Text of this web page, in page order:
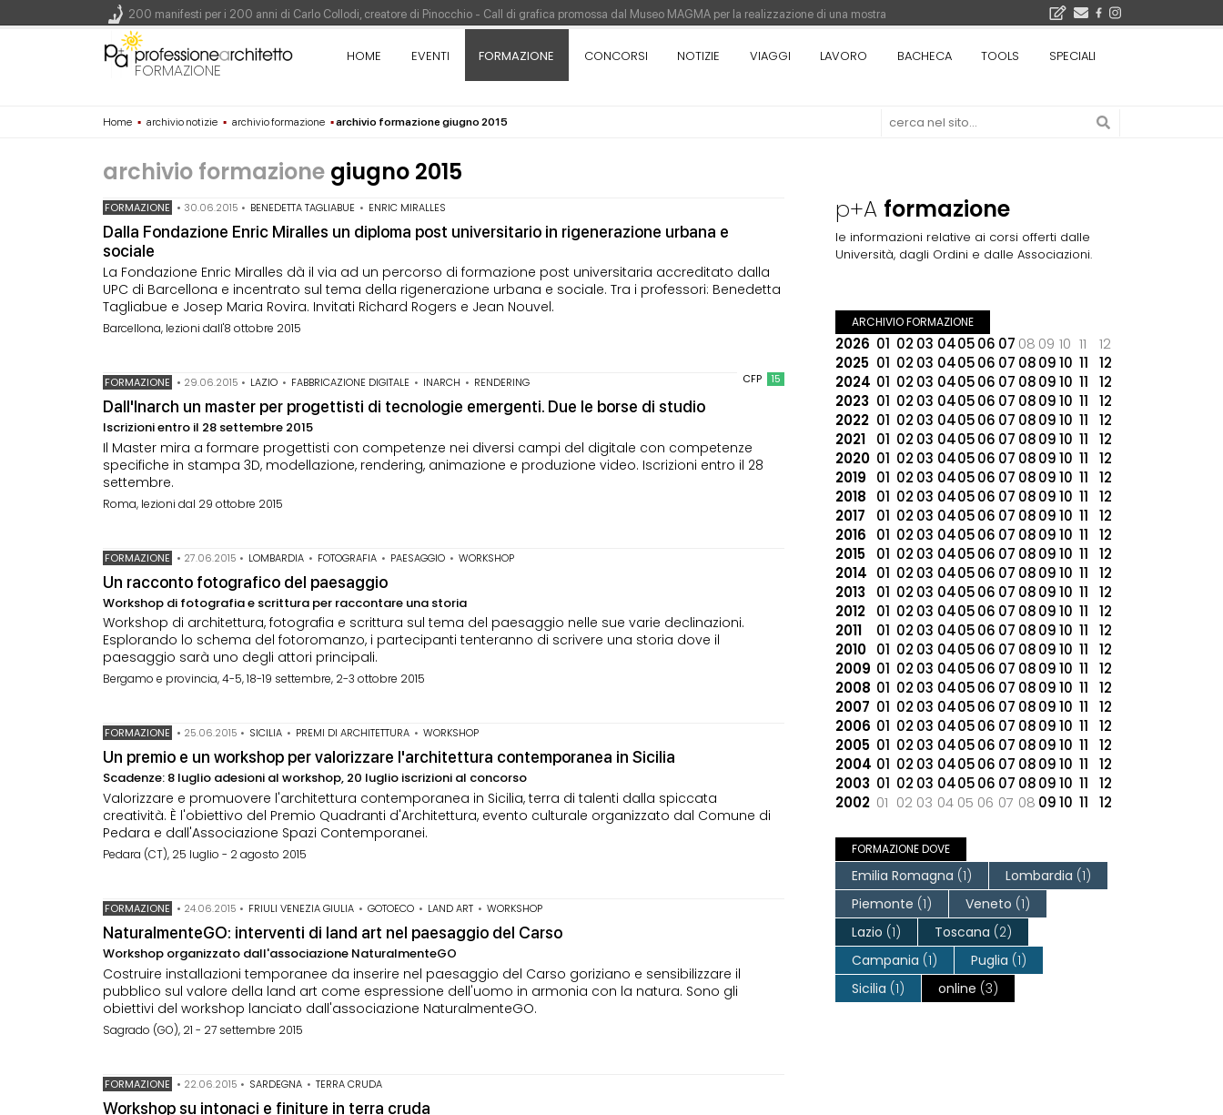
FORMAZIONE
HOME EVENTI FORMAZIONE CONCORSI NOTIZIE VIAGGI LAVORO BACHECA TOOLS SPECIALI
Home ▪ archivio notizie ▪ archivio formazione ▪archivio formazione giugno 2015
archivio formazione giugno 2015
FORMAZIONE • 30.06.2015 • BENEDETTA TAGLIABUE • ENRIC MIRALLES
Dalla Fondazione Enric Miralles un diploma post universitario in rigenerazione urbana e
sociale
La Fondazione Enric Miralles dà il via ad un percorso di formazione post universitaria accreditato dalla
UPC di Barcellona e incentrato sul tema della rigenerazione urbana e sociale. Tra i professori: Benedetta
Tagliabue e Josep Maria Rovira. Invitati Richard Rogers e Jean Nouvel.
Barcellona, lezioni dall'8 ottobre 2015
CFP 15
FORMAZIONE • 29.06.2015 • LAZIO • FABBRICAZIONE DIGITALE • INARCH • RENDERING
Dall'Inarch un master per progettisti di tecnologie emergenti. Due le borse di studio
Iscrizioni entro il 28 settembre 2015
Il Master mira a formare progettisti con competenze nei diversi campi del digitale con competenze
specifiche in stampa 3D, modellazione, rendering, animazione e produzione video. Iscrizioni entro il 28
settembre.
Roma, lezioni dal 29 ottobre 2015
FORMAZIONE • 27.06.2015 • LOMBARDIA • FOTOGRAFIA • PAESAGGIO • WORKSHOP
Un racconto fotografico del paesaggio
Workshop di fotografia e scrittura per raccontare una storia
Workshop di architettura, fotografia e scrittura sul tema del paesaggio nelle sue varie declinazioni.
Esplorando lo schema del fotoromanzo, i partecipanti tenteranno di scrivere una storia dove il
paesaggio sarà uno degli attori principali.
Bergamo e provincia, 4-5, 18-19 settembre, 2-3 ottobre 2015
FORMAZIONE • 25.06.2015 • SICILIA • PREMI DI ARCHITETTURA • WORKSHOP
Un premio e un workshop per valorizzare l'architettura contemporanea in Sicilia
Scadenze: 8 luglio adesioni al workshop, 20 luglio iscrizioni al concorso
Valorizzare e promuovere l'architettura contemporanea in Sicilia, terra di talenti dalla spiccata
creatività. È l'obiettivo del Premio Quadranti d'Architettura, evento culturale organizzato dal Comune di
Pedara e dall'Associazione Spazi Contemporanei.
Pedara (CT), 25 luglio - 2 agosto 2015
FORMAZIONE • 24.06.2015 • FRIULI VENEZIA GIULIA • GOTOECO • LAND ART • WORKSHOP
NaturalmenteGO: interventi di land art nel paesaggio del Carso
Workshop organizzato dall'associazione NaturalmenteGO
Costruire installazioni temporanee da inserire nel paesaggio del Carso goriziano e sensibilizzare il
pubblico sul valore della land art come espressione dell'uomo in armonia con la natura. Sono gli
obiettivi del workshop lanciato dall'associazione NaturalmenteGO.
Sagrado (GO), 21 - 27 settembre 2015
FORMAZIONE • 22.06.2015 • SARDEGNA • TERRA CRUDA
Workshop su intonaci e finiture in terra cruda
p+A formazione
le informazioni relative ai corsi offerti dalle
Università, dagli Ordini e dalle Associazioni.
ARCHIVIO FORMAZIONE
2026 01 02 03 040506 07 08 09 10 11
12
2025 01 02 03 040506 07 080910 11
12
2024 01 02 03 040506 07 080910 11
12
2023 01 02 03 040506 07 080910 11
12
2022 01 02 03 040506 07 080910 11
12
2021
01 02 03 040506 07 080910 11
12
2020 01 02 03 040506 07 080910 11
12
2019
01 02 03 040506 07 080910 11
12
2018
01 02 03 040506 07 080910 11
12
2017
01 02 03 040506 07 080910 11
12
2016
01 02 03 040506 07 080910 11
12
2015
01 02 03 040506 07 080910 11
12
2014 01 02 03 040506 07 080910 11
12
2013
01 02 03 040506 07 080910 11
12
2012
01 02 03 040506 07 080910 11
12
2011
01 02 03 040506 07 080910 11
12
2010 01 02 03 040506 07 080910 11
12
2009 01 02 03 040506 07 080910 11
12
2008 01 02 03 040506 07 080910 11
12
2007 01 02 03 040506 07 080910 11
12
2006 01 02 03 040506 07 080910 11
12
2005 01 02 03 040506 07 080910 11
12
2004 01 02 03 040506 07 080910 11
12
2003 01 02 03 040506 07 080910 11
12
2002 01 02 03 04 05 06 07 08 0910 11 12
FORMAZIONE DOVE
Emilia Romagna (1) Lombardia (1)
Piemonte (1) Veneto (1)
Lazio (1) Toscana (2)
Campania (1) Puglia (1)
Sicilia (1) online (3)
200 manifesti per i 200 anni di Carlo Collodi, creatore di Pinocchio - Call di grafica promossa dal Museo MAGMA per la realizzazione di una mostra
La ricarica dei profumi domestici in un prodotto innovativo di design - Concorso di product design by Desall · Al vincitore un premio di 5.000 euro
Il lungomare di Nicotera si tinge di giallo: Fabrizio Ciappina vince il concorso di progettazione
Il decreto infrastrutture è legge, le novità dall'anticipazione del prezzo alla Soprintendenza speciale